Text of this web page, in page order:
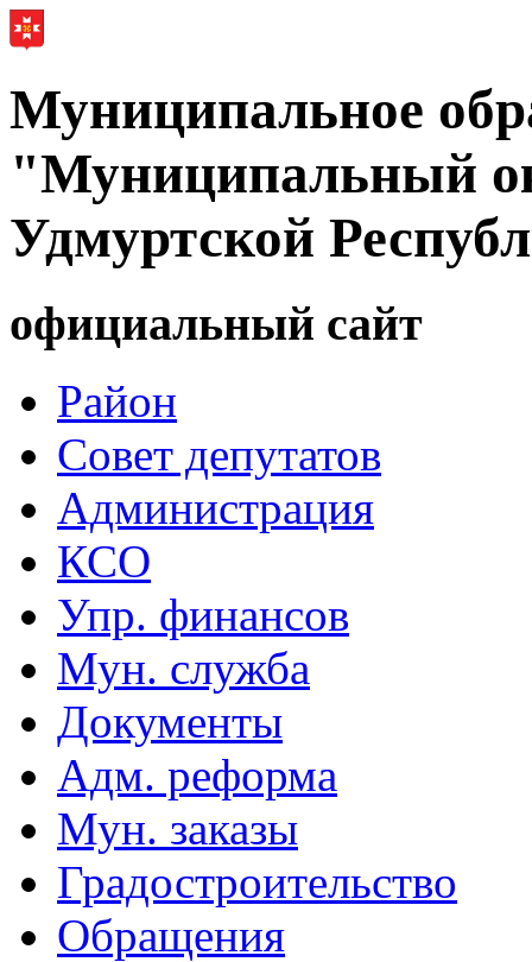
Муниципальное
"Муниципальный
Удмуртской
официальный сайт
Район
Совет депутатов
Администрация
КСО
Упр. финансов
Мун. служба
Документы
Адм. реформа
Мун. заказы
Градостроительство
Обращения